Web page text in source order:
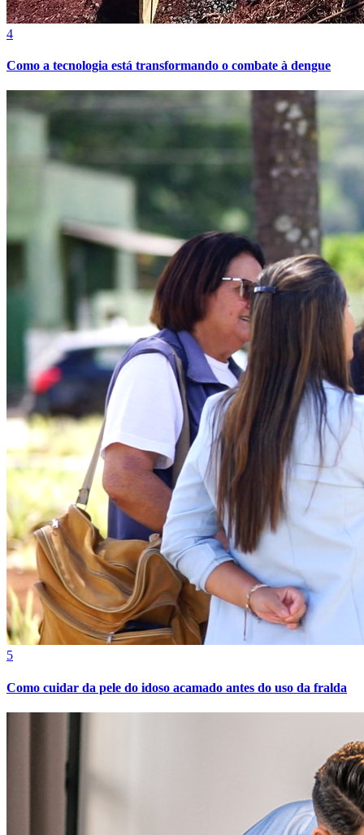
Athletico-PR
4
Como a tecnologia está transformando o combate à dengue
5
Como cuidar da pele do idoso acamado antes do uso da fralda